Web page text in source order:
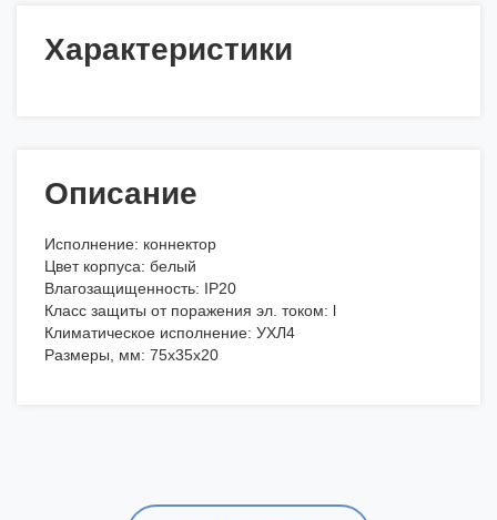
Характеристики
Описание
Исполнение: коннектор
Цвет корпуса: белый
Влагозащищенность: IP20
Класс защиты от поражения эл. током: l
Климатическое исполнение: УХЛ4
Размеры, мм: 75х35х20